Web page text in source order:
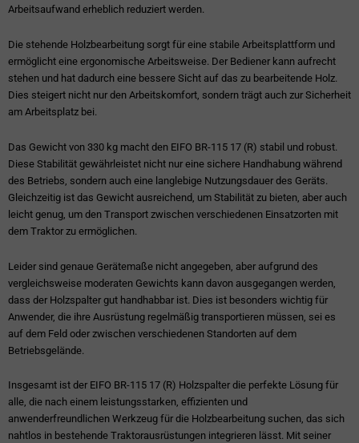
Arbeitsaufwand erheblich reduziert werden.
Die stehende Holzbearbeitung sorgt für eine stabile Arbeitsplattform und
ermöglicht eine ergonomische Arbeitsweise. Der Bediener kann aufrecht
stehen und hat dadurch eine bessere Sicht auf das zu bearbeitende Holz.
Dies steigert nicht nur den Arbeitskomfort, sondern trägt auch zur Sicherheit
am Arbeitsplatz bei.
Das Gewicht von 330 kg macht den EIFO BR-115 17 (R) stabil und robust.
Diese Stabilität gewährleistet nicht nur eine sichere Handhabung während
des Betriebs, sondern auch eine langlebige Nutzungsdauer des Geräts.
Gleichzeitig ist das Gewicht ausreichend, um Stabilität zu bieten, aber auch
leicht genug, um den Transport zwischen verschiedenen Einsatzorten mit
dem Traktor zu ermöglichen.
Leider sind genaue Gerätemaße nicht angegeben, aber aufgrund des
vergleichsweise moderaten Gewichts kann davon ausgegangen werden,
dass der Holzspalter gut handhabbar ist. Dies ist besonders wichtig für
Anwender, die ihre Ausrüstung regelmäßig transportieren müssen, sei es
auf dem Feld oder zwischen verschiedenen Standorten auf dem
Betriebsgelände.
Insgesamt ist der EIFO BR-115 17 (R) Holzspalter die perfekte Lösung für
alle, die nach einem leistungsstarken, effizienten und
anwenderfreundlichen Werkzeug für die Holzbearbeitung suchen, das sich
nahtlos in bestehende Traktorausrüstungen integrieren lässt. Mit seiner